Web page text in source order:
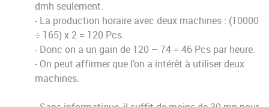
dmh seulement.
- La production horaire avec deux machines : (10000
÷ 165) x 2 = 120 Pcs.
- Donc on a un gain de 120 – 74 = 46 Pcs par heure.
- On peut affirmer que l’on a intérêt à utiliser deux
machines.